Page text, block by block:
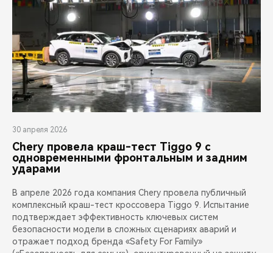
30 апреля 2026
Chery провела краш-тест Tiggo 9 с
одновременными фронтальным и задним
ударами
В апреле 2026 года компания Chery провела публичный
комплексный краш-тест кроссовера Tiggo 9. Испытание
подтверждает эффективность ключевых систем
безопасности модели в сложных сценариях аварий и
отражает подход бренда «Safety For Family»